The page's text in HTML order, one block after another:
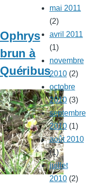
araignée
à
Quéribus
Ophrys
brun à
Quéribus
mai 2011
(2)
avril 2011
(1)
novembre
2010(2)
octobre
2010(3)
septembre
2010(1)
août 2010
(1)
juillet
2010(2)